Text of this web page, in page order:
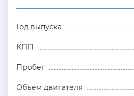
Год выпуска
КПП
Пробег
Объем двигателя